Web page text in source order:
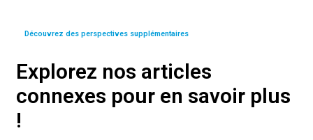
Découvrez des perspectives supplémentaires
Explorez nos articles
connexes pour en savoir plus
!